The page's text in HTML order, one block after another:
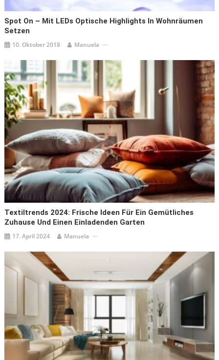
Spot On – Mit LEDs Optische Highlights In Wohnräumen
Setzen
10. Oktober 2018 Manuela
Textiltrends 2024: Frische Ideen Für Ein Gemütliches
Zuhause Und Einen Einladenden Garten
17. April 2024 Manuela